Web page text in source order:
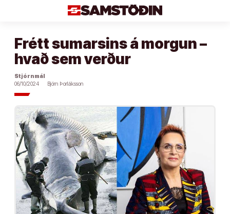
Frétt sumarsins á morgun –
hvað sem verður
Stjórnmál
06/10/2024
Björn Þorláksson